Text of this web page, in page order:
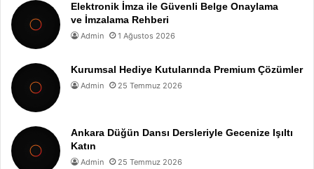
Elektronik İmza ile Güvenli Belge Onaylama
ve İmzalama Rehberi
Admin 1 Ağustos 2026
Kurumsal Hediye Kutularında Premium Çözümler
Admin 25 Temmuz 2026
Ankara Düğün Dansı Dersleriyle Gecenize Işıltı
Katın
Admin 25 Temmuz 2026